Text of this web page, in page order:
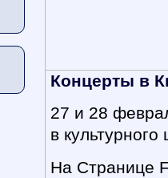
Концерты в
27 и 28
в
На Странице